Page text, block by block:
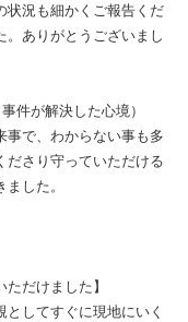
状況も細かくご報告くだ
。ありがとうございまし
件が解決した心境）
事で、わからない事も多
ださり守っていただける
した。
だけました】
してすぐに現地にいく